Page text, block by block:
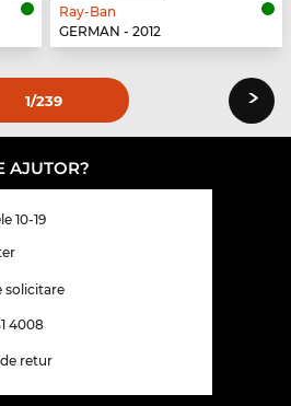
Ray-Ban
GERMAN - 2012
1/239 ›
AJUTOR?
10-19
solicitare
4008
retur